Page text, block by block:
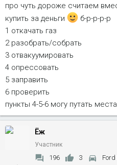
Нажмите,
думаю, новая такая
купить новую да поставить?
про чуть дороже считаем
купить за деньги
б-р-р-р-р
1 откачать газ
2 разобрать/собрать
3 отвакуумировать
4 опрессовать
5 заправить
6 проверить
пункты 4-5-6 могу путать
Ёж
Участник
196 3 Ford